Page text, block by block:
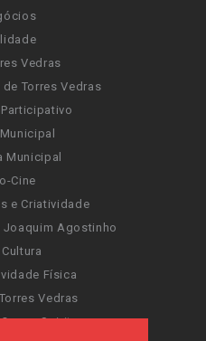
Vedras
Torres Vedras
Municipal
Cine
e Criatividade
Joaquim Agostinho
Física
Vedras
Spirit